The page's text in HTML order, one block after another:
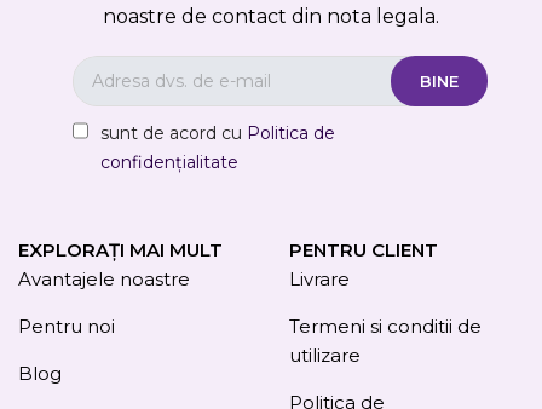
noastre de contact din nota legala.
sunt de acord cu Politica de
confidențialitate
EXPLORAȚI MAI MULT
Avantajele noastre
Pentru noi
Blog
PENTRU CLIENT
Livrare
Termeni si conditii de
utilizare
Politica de